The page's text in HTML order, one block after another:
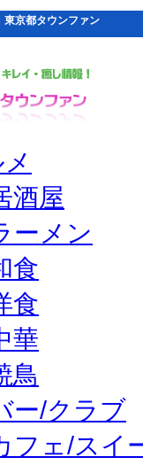
京都タウンファン
酒屋
ーメン
食
食
華
鳥
ー/クラブ
フェ/スイ